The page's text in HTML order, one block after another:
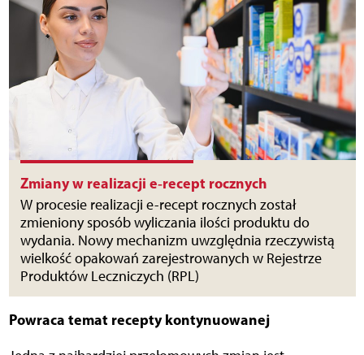
Zmiany w realizacji e‑recept rocznych
W procesie realizacji e-recept rocznych został
zmieniony sposób wyliczania ilości produktu do
wydania. Nowy mechanizm uwzględnia rzeczywistą
wielkość opakowań zarejestrowanych w Rejestrze
Produktów Leczniczych (RPL)
Powraca temat recepty kontynuowanej